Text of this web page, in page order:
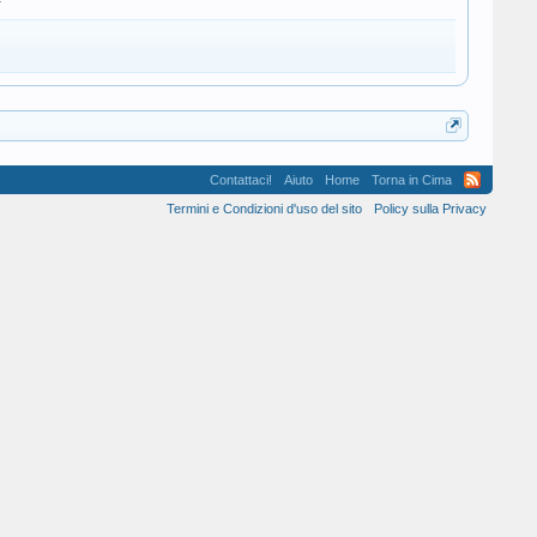
Contattaci! Aiuto Home
Torna in Cima
Termini e Condizioni d'uso del sito
Policy sulla Privacy